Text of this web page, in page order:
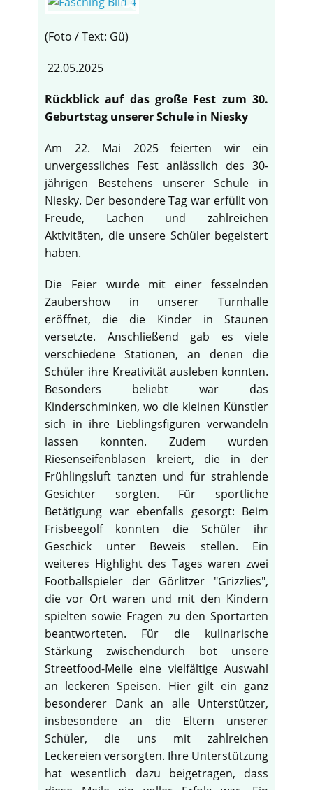
(Foto / Text: Gü)
22.05.2025
Rückblick auf das große Fest zum 30.
Geburtstag unserer Schule in Niesky
Am 22. Mai 2025 feierten wir ein
unvergessliches Fest anlässlich des 30-
jährigen Bestehens unserer Schule in
Niesky. Der besondere Tag war erfüllt von
Freude, Lachen und zahlreichen
Aktivitäten, die unsere Schüler begeistert
haben.
Die Feier wurde mit einer fesselnden
Zaubershow in unserer Turnhalle
eröffnet, die die Kinder in Staunen
versetzte. Anschließend gab es viele
verschiedene Stationen, an denen die
Schüler ihre Kreativität ausleben konnten.
Besonders beliebt war das
Kinderschminken, wo die kleinen Künstler
sich in ihre Lieblingsfiguren verwandeln
lassen konnten. Zudem wurden
Riesenseifenblasen kreiert, die in der
Frühlingsluft tanzten und für strahlende
Gesichter sorgten. Für sportliche
Betätigung war ebenfalls gesorgt: Beim
Frisbeegolf konnten die Schüler ihr
Geschick unter Beweis stellen. Ein
weiteres Highlight des Tages waren zwei
Footballspieler der Görlitzer "Grizzlies",
die vor Ort waren und mit den Kindern
spielten sowie Fragen zu den Sportarten
beantworteten. Für die kulinarische
Stärkung zwischendurch bot unsere
Streetfood-Meile eine vielfältige Auswahl
an leckeren Speisen. Hier gilt ein ganz
besonderer Dank an alle Unterstützer,
insbesondere an die Eltern unserer
Schüler, die uns mit zahlreichen
Leckereien versorgten. Ihre Unterstützung
hat wesentlich dazu beigetragen, dass